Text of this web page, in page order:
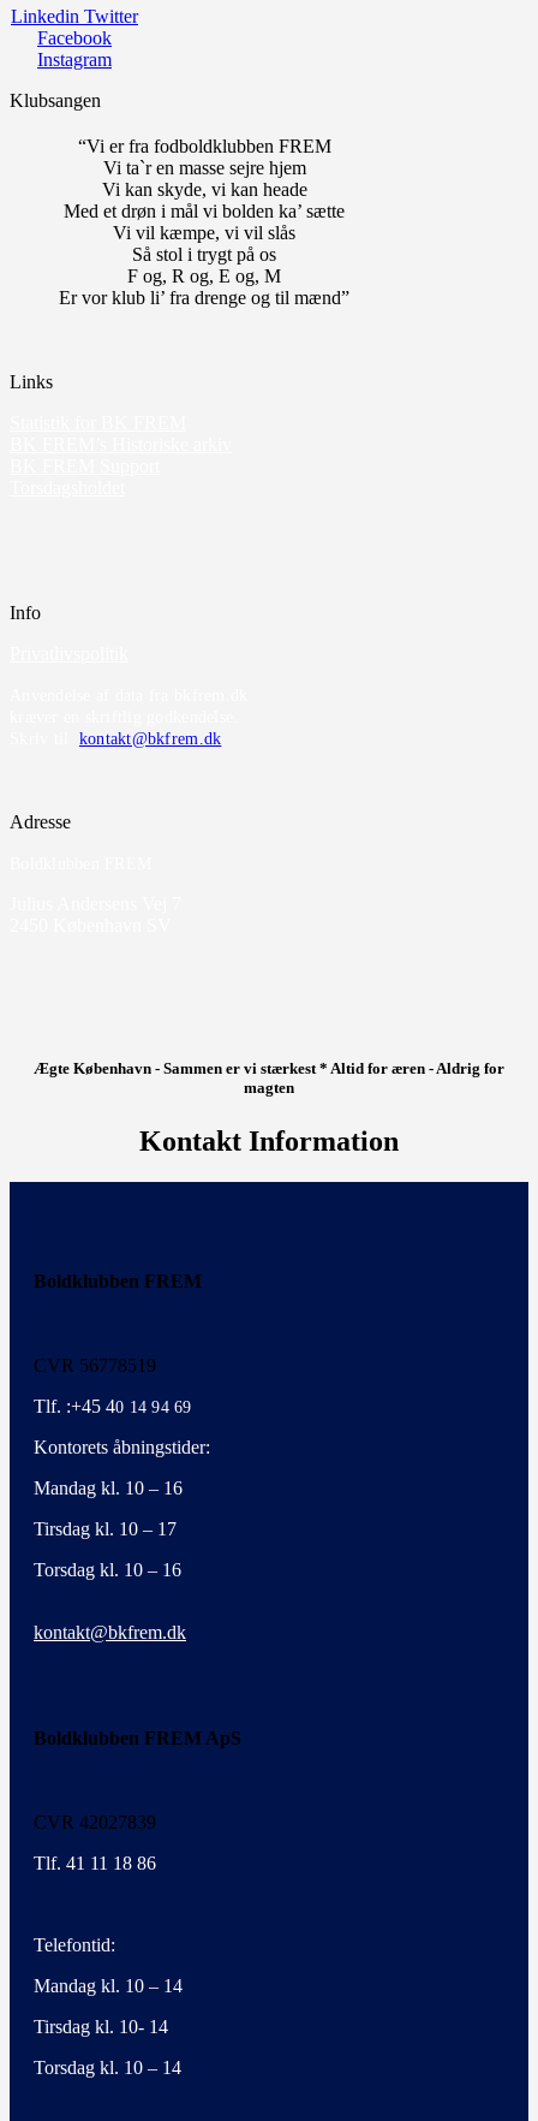
Linkedin Twitter
Facebook
Instagram
Klubsangen
“Vi er fra fodboldklubben FREM
Vi ta`r en masse sejre hjem
Vi kan skyde, vi kan heade
Med et drøn i mål vi bolden ka’ sætte
Vi vil kæmpe, vi vil slås
Så stol i trygt på os
F og, R og, E og, M
Er vor klub li’ fra drenge og til mænd”
Links
Info
kontakt@bkfrem.dk
Adresse
Ægte København - Sammen er vi stærkest * Altid for æren - Aldrig for
magten
Kontakt Information
Boldklubben FREM
CVR 56778519
Tlf. :+45 40 14 94 69
Kontorets åbningstider:
Mandag kl. 10 – 16
Tirsdag kl. 10 – 17
Torsdag kl. 10 – 16
kontakt@bkfrem.dk
Boldklubben FREM ApS
CVR 42027839
Tlf. 41 11 18 86
Telefontid:
Mandag kl. 10 – 14
Tirsdag kl. 10- 14
Torsdag kl. 10 – 14